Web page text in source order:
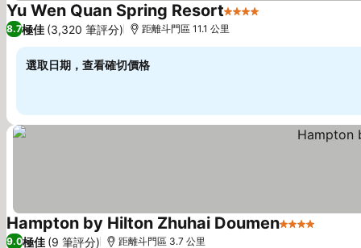
Yu Wen Quan Spring Resort4 星級
8.7極佳 (3,320 筆評分) 距離斗門區 11.1 公里
選取日期，查看確切價格
Hampton by Hilton Zhuhai Doumen4 星級
9.0極佳 (9 筆評分) 距離斗門區 3.7 公里